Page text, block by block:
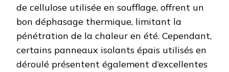
de cellulose utilisée en soufflage, offrent un
bon déphasage thermique, limitant la
pénétration de la chaleur en été. Cependant,
certains panneaux isolants épais utilisés en
déroulé présentent également d’excellentes